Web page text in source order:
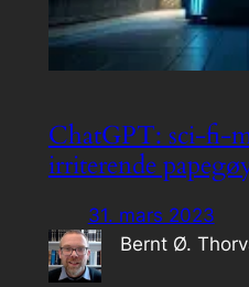
ChatGPT: sci-fi-
irriterende
31. mars 2023
Bernt Ø.